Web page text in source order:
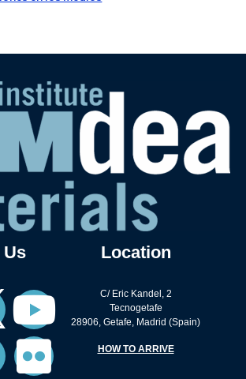
Us Location
C/ Eric Kandel, 2
Tecnogetafe
28906, Getafe, Madrid (Spain)
HOW TO ARRIVE